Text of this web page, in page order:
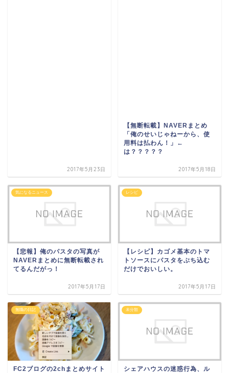
2017年5月23日
【無断転載】NAVERまとめ
「俺のせいじゃねーから、使
用料は払わん！」←
は？？？？？
2017年5月18日
気になるニュース
【悲報】俺のパスタの写真が
NAVERまとめに無断転載され
てるんだがっ！
2017年5月17日
レシピ
【レシピ】カゴメ基本のトマ
トソースにパスタをぶち込む
だけでおいしい。
2017年5月17日
無職の日記
FC2ブログの2chまとめサイト
未分類
シェアハウスの迷惑行為、ル